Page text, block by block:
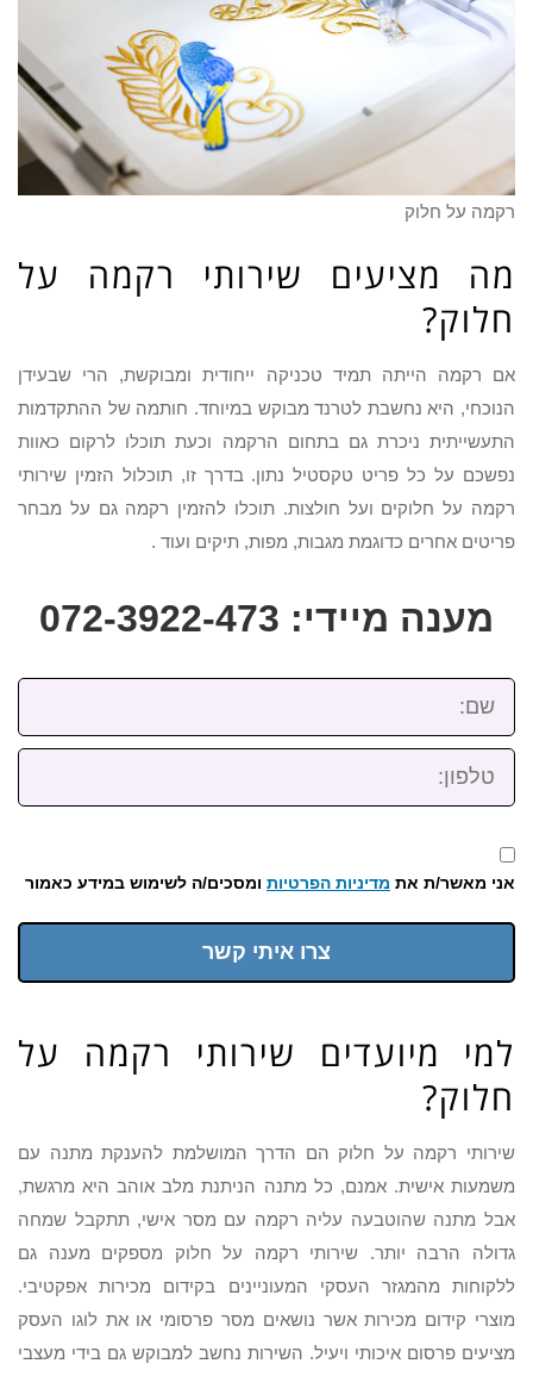
רקמה על חלוק
מה מציעים שירותי רקמה על
חלוק?
אם רקמה הייתה תמיד טכניקה ייחודית ומבוקשת, הרי שבעידן
הנוכחי, היא נחשבת לטרנד מבוקש במיוחד. חותמה של ההתקדמות
התעשייתית ניכרת גם בתחום הרקמה וכעת תוכלו לרקום כאוות
נפשכם על כל פריט טקסטיל נתון. בדרך זו, תוכלול הזמין שירותי
רקמה על חלוקים ועל חולצות. תוכלו להזמין רקמה גם על מבחר
פריטים אחרים כדוגמת מגבות, מפות, תיקים ועוד .
מענה מיידי: 072-3922-473
שם:
טלפון:
אני מאשר/ת את מדיניות הפרטיות ומסכים/ה לשימוש במידע כאמור
צרו איתי קשר
למי מיועדים שירותי רקמה על
חלוק?
שירותי רקמה על חלוק הם הדרך המושלמת להענקת מתנה עם
משמעות אישית. אמנם, כל מתנה הניתנת מלב אוהב היא מרגשת,
אבל מתנה שהוטבעה עליה רקמה עם מסר אישי, תתקבל שמחה
גדולה הרבה יותר. שירותי רקמה על חלוק מספקים מענה גם
ללקוחות מהמגזר העסקי המעוניינים בקידום מכירות אפקטיבי.
מוצרי קידום מכירות אשר נושאים מסר פרסומי או את לוגו העסק
מציעים פרסום איכותי ויעיל. השירות נחשב למבוקש גם בידי מעצבי